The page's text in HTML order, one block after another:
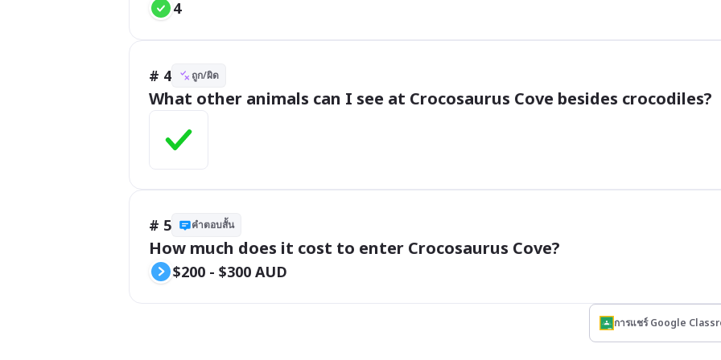
4
# 4 ถูก/ผิด
What other animals can I see at Crocosaurus Cove besides crocodiles?
# 5 คำตอบสั้น
How much does it cost to enter Crocosaurus Cove?
$200 - $300 AUD
การแชร์ Google